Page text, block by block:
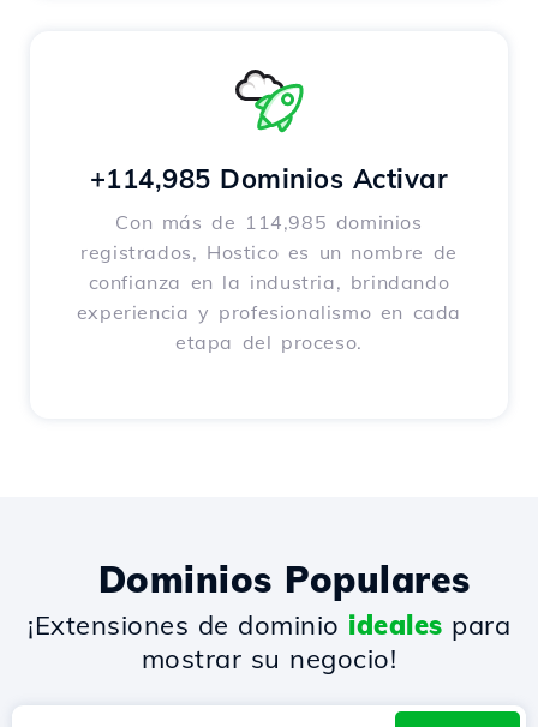
+114,985 Dominios Activar
Con más de 114,985 dominios
registrados, Hostico es un nombre de
confianza en la industria, brindando
experiencia y profesionalismo en cada
etapa del proceso.
Dominios Populares
¡Extensiones de dominio ideales para
mostrar su negocio!